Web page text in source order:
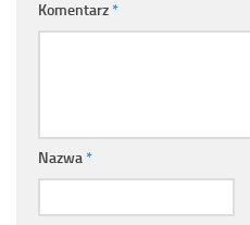
Komentarz*
Nazwa*